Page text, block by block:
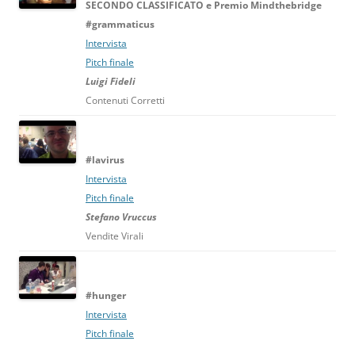
SECONDO CLASSIFICATO e Premio Mindthebridge
#grammaticus
Intervista
Pitch finale
Luigi Fideli
Contenuti Corretti
#lavirus
Intervista
Pitch finale
Stefano Vruccus
Vendite Virali
#hunger
Intervista
Pitch finale